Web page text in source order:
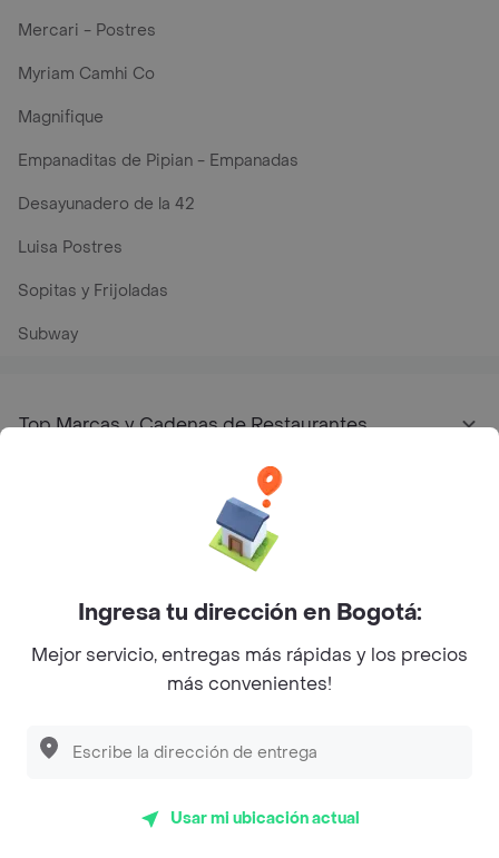
Mercari - Postres
Myriam Camhi Co
Magnifique
Empanaditas de Pipian - Empanadas
Desayunadero de la 42
Luisa Postres
Sopitas y Frijoladas
Subway
Top Marcas y Cadenas de Restaurantes
Encuéntranos en estos países
App Store AppGallery
Pide tu comida favorita cerca de ti
Ingresa tu dirección en Bogotá:
Mejor servicio, entregas más rápidas y los precios
más convenientes!
Usar mi ubicación actual